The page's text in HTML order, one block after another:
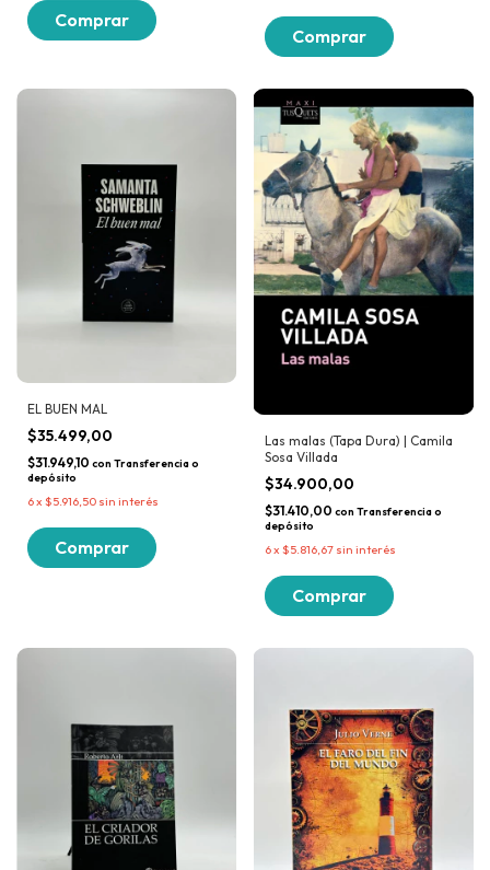
EL BUEN MAL
$35.499,00
$31.949,10 con Transferencia o
depósito
6x $5.916,50 sin interés
Las malas (Tapa Dura) | Camila
Sosa Villada
$34.900,00
$31.410,00 con Transferencia o
depósito
6x $5.816,67 sin interés